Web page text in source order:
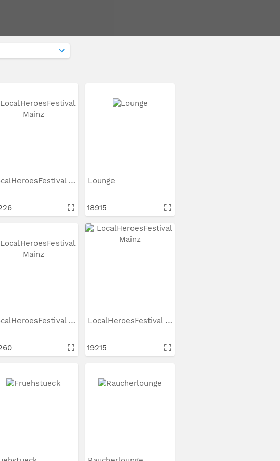
LocalHeroesFestival Mainz Lounge
18915
LocalHeroesFestival Mainz LocalHeroesFestival Mainz
19215